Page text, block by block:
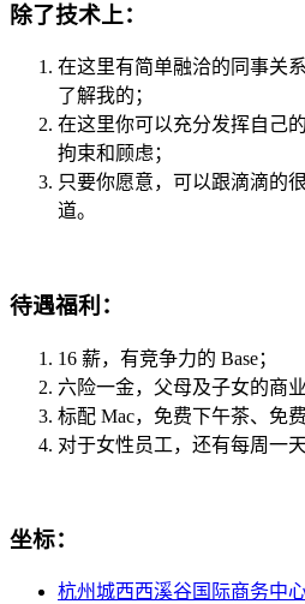
除了技术上：
在这里有简单融洽的同事关
了解我的；
在这里你可以充分发挥自己
拘束和顾虑；
只要你愿意，可以跟滴滴的
道。
待遇福利：
16 薪，有竞争力的 Base；
六险一金，父母及子女的商
标配 Mac，免费下午茶、免费
对于女性员工，还有每周一
坐标：
杭州城西西溪谷国际商务中